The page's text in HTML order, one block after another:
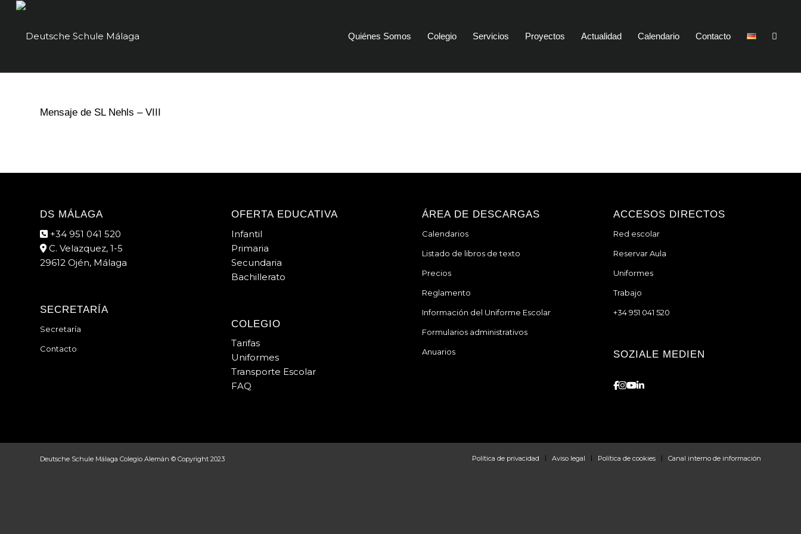
Quiénes Somos Colegio Servicios Proyectos Actualidad Calendario Contacto
Mensaje de SL Nehls – VIII
DS MÁLAGA
+34 951 041 520
C. Velazquez, 1-5
29612 Ojén, Málaga
SECRETARÍA
Secretaría
Contacto
OFERTA EDUCATIVA
Infantil
Primaria
Secundaria
Bachillerato
COLEGIO
Tarifas
Uniformes
Transporte Escolar
FAQ
ÁREA DE DESCARGAS
Calendarios
Listado de libros de texto
Precios
Reglamento
Información del Uniforme Escolar
Formularios administrativos
Anuarios
ACCESOS DIRECTOS
Red escolar
Reservar Aula
Uniformes
Trabajo
+34 951 041 520
SOZIALE MEDIEN
Deutsche Schule Málaga Colegio Alemán © Copyright 2023 Política de privacidad Aviso legal Política de cookies Canal interno de información